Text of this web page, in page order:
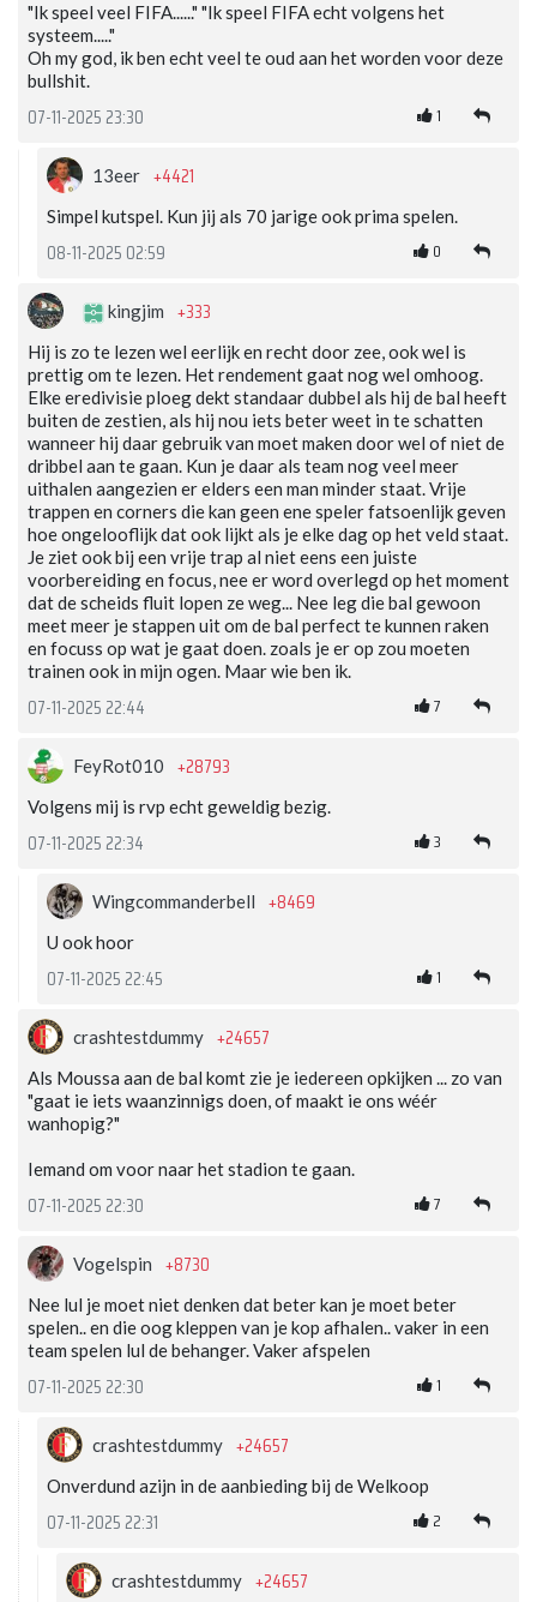
"Ik speel veel FIFA......" "Ik speel FIFA echt volgens het
systeem....."
Oh my god, ik ben echt veel te oud aan het worden voor deze
bullshit.
07-11-2025 23:30 1
13eer +4421
Simpel kutspel. Kun jij als 70 jarige ook prima spelen.
08-11-2025 02:59 0
kingjim +333
Hij is zo te lezen wel eerlijk en recht door zee, ook wel is
prettig om te lezen. Het rendement gaat nog wel omhoog.
Elke eredivisie ploeg dekt standaar dubbel als hij de bal heeft
buiten de zestien, als hij nou iets beter weet in te schatten
wanneer hij daar gebruik van moet maken door wel of niet de
dribbel aan te gaan. Kun je daar als team nog veel meer
uithalen aangezien er elders een man minder staat. Vrije
trappen en corners die kan geen ene speler fatsoenlijk geven
hoe ongelooflijk dat ook lijkt als je elke dag op het veld staat.
Je ziet ook bij een vrije trap al niet eens een juiste
voorbereiding en focus, nee er word overlegd op het moment
dat de scheids fluit lopen ze weg... Nee leg die bal gewoon
meet meer je stappen uit om de bal perfect te kunnen raken
en focuss op wat je gaat doen. zoals je er op zou moeten
trainen ook in mijn ogen. Maar wie ben ik.
07-11-2025 22:44 7
FeyRot010 +28793
Volgens mij is rvp echt geweldig bezig.
07-11-2025 22:34 3
Wingcommanderbell +8469
U ook hoor
07-11-2025 22:45 1
crashtestdummy +24657
Als Moussa aan de bal komt zie je iedereen opkijken ... zo van
"gaat ie iets waanzinnigs doen, of maakt ie ons wéér
wanhopig?"
Iemand om voor naar het stadion te gaan.
07-11-2025 22:30 7
Vogelspin +8730
Nee lul je moet niet denken dat beter kan je moet beter
spelen.. en die oog kleppen van je kop afhalen.. vaker in een
team spelen lul de behanger. Vaker afspelen
07-11-2025 22:30 1
crashtestdummy +24657
Onverdund azijn in de aanbieding bij de Welkoop
07-11-2025 22:31 2
crashtestdummy +24657